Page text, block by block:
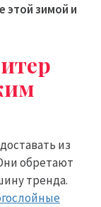
этой зимой и
из
обретают
тренда.